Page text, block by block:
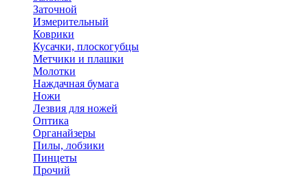
Заточной
Измерительный
Коврики
Кусачки, плоскогубцы
Метчики и плашки
Молотки
Наждачная бумага
Ножи
Лезвия для ножей
Оптика
Органайзеры
Пилы, лобзики
Пинцеты
Прочий